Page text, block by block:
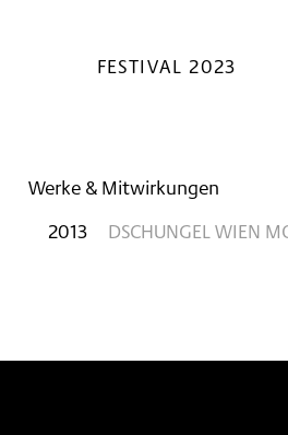
FESTIVAL 2023
Werke & Mitwirkungen
2013
DSCHUNGEL WIEN